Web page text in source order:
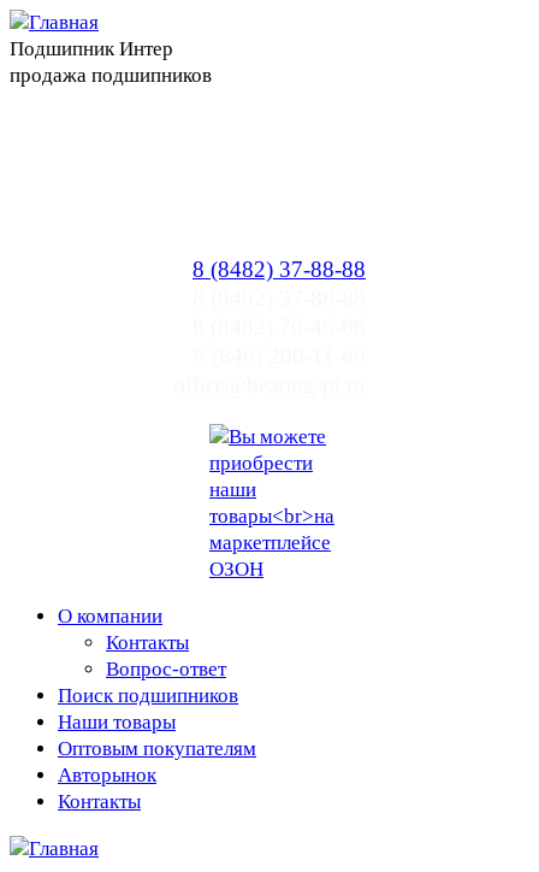
Подшипник Интер
продажа подшипников
8 (8482) 37-88-88
О компании
Контакты
Вопрос-ответ
Поиск подшипников
Наши товары
Оптовым покупателям
Авторынок
Контакты